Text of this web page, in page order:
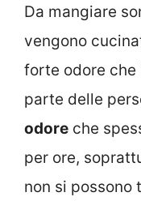
Da mangiare
vengono
forte odore
parte delle
odore che
per ore,
non si possono